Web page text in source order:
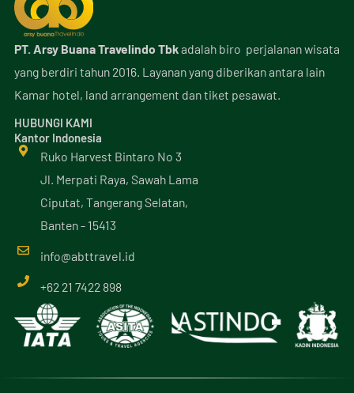
PT. Arsy Buana Travelindo Tbkadalah biro perjalanan wisata
yang berdiri tahun 2016. Layanan yang diberikan antara lain
Kamar hotel, land arrangement dan tiket pesawat.
HUBUNGI KAMI
Kantor Indonesia
Ruko Harvest Bintaro No 3
Jl. Merpati Raya, Sawah Lama
Ciputat, Tangerang Selatan,
Banten - 15413
info@abttravel.id
+62 21 7422 898